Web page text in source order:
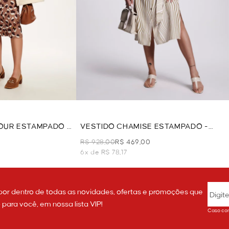
ESTAMPADO -
VESTIDO CHAMISE ESTAMPADO -
VERDE
R$ 928,00R$ 469,00
6x de R$ 78,17
dentro de todas as novidades, ofertas e promoções que
você, em nossa lista VIP!
Caso